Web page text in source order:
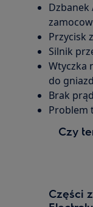
Dzbanek
Przycisk
Silnik
Wtyczka
do
Brak
Problem
Czy
Części